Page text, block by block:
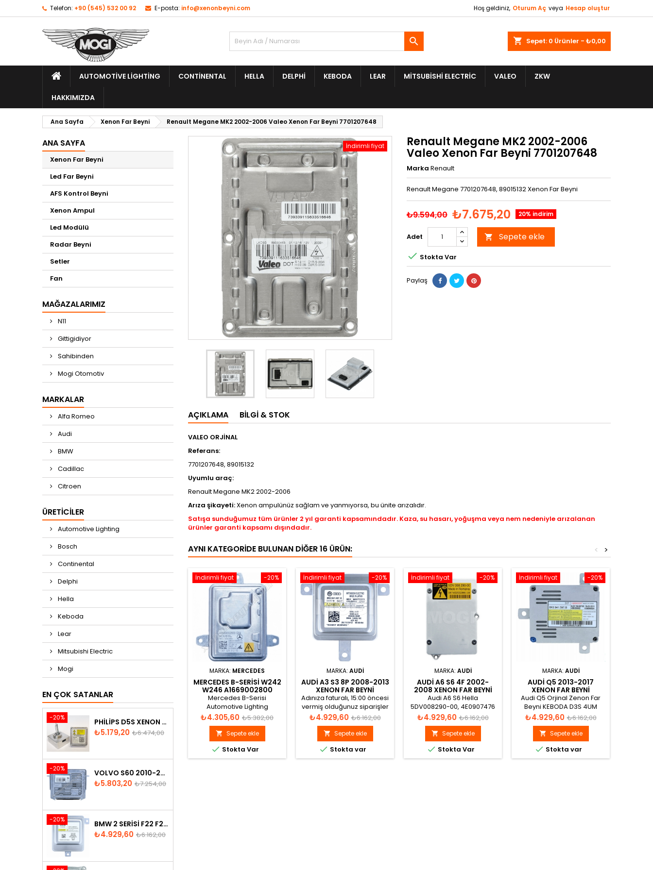
Telefon: +90 (545) 532 00 92 E-posta: info@xenonbeyni.com Hoş geldiniz, Oturum Aç veya Hesap oluştur
shopping_cart Sepet: 0 Ürünler - ₺0,00

AUTOMOTIVE LIGHTING CONTINENTAL HELLA DELPHI KEBODA LEAR MITSUBISHI ELECTRIC VALEO ZKW
HAKKIMIZDA
Ana Sayfa Xenon Far Beyni Renault Megane MK2 2002-2006 Valeo Xenon Far Beyni 7701207648
ANA SAYFA
Xenon Far Beyni
Led Far Beyni
AFS Kontrol Beyni
Xenon Ampul
Led Modülü
Radar Beyni
Setler
Fan
MAĞAZALARIMIZ
N11
Gittigidiyor
Sahibinden
Mogi Otomotiv
MARKALAR
Alfa Romeo
Audi
BMW
Cadillac
Citroen
ÜRETICILER
Automotive Lighting
Bosch
Continental
Delphi
Hella
Keboda
Lear
Mitsubishi Electric
Mogi
EN ÇOK SATANLAR
-20% PHILIPS D5S XENON AMPUL
Fiyat
₺5.179,20 Normal
₺6.474,00
-20% VOLVO S60 2010-2018 XENON FAR BEYNI 31297942
Fiyat
₺5.803,20 Normal
₺7.254,00
-20% BMW 2 SERISI F22 F23 2013-2016 XENON FAR BEYNI 7318327
Fiyat
₺4.929,60 Normal
₺6.162,00
İndirimli fiyat Renault Megane MK2 2002-2006
Valeo Xenon Far Beyni 7701207648
Marka Renault
Renault Megane 7701207648, 89015132 Xenon Far Beyni
₺9.594,00 ₺7.675,20 20% indirim
Adet  Sepete ekle
 Stokta Var
Paylaş
AÇIKLAMA BILGI & STOK
VALEO ORJİNAL
Referans:
7701207648, 89015132
Uyumlu araç:
Renault Megane MK2 2002-2006
Arıza şikayeti:Xenon ampulünüz sağlam ve yanmıyorsa, bu ünite arızalıdır.
Satışa sunduğumuz tüm ürünler 2 yıl garanti kapsamındadır. Kaza, su hasarı, yoğuşma veya nem nedeniyle arızalanan
ürünler garanti kapsamı dışındadır.
AYNI KATEGORIDE BULUNAN DIĞER 16 ÜRÜN: >
<
-20%
İndirimli fiyat
MARKA: MERCEDES
MERCEDES B-SERISI W242
W246 A1669002800
2011-2016 XENON FAR
BEYNI
Mercedes B-Serisi
Automotive Lighting
130732931201, 130732927001,
130732931215, A1669002800
Xenon Far Beyni
Fiyat
₺4.305,60 Normal
fiyat
₺5.382,00
 Sepete ekle
 Stokta Var
-20%
İndirimli fiyat
MARKA: AUDI
AUDI A3 S3 8P 2008-2013
XENON FAR BEYNI
8K0941597E
Adınıza faturalı, 15:00 öncesi
vermiş olduğunuz siparişler
aynı gün gönderilir.
Fiyat
₺4.929,60 Normal
fiyat
₺6.162,00
 Sepete ekle
 Stokta var
-20%
İndirimli fiyat
MARKA: AUDI
AUDI A6 S6 4F 2002-
2008 XENON FAR BEYNI
4E0907476
Audi A6 S6 Hella
5DV008290-00, 4E0907476
Xenon Far Beyni
Fiyat
₺4.929,60 Normal
fiyat
₺6.162,00
 Sepete ekle
 Stokta Var
-20%
İndirimli fiyat
MARKA: AUDI
AUDI Q5 2013-2017
XENON FAR BEYNI
Audi Q5 Orjinal Zenon Far
Beyni KEBODA D3S 4UM
154367/00 2000H/35W MAX
1300V DC 42V AC
Fiyat
₺4.929,60 Normal
fiyat
₺6.162,00
 Sepete ekle
 Stokta var